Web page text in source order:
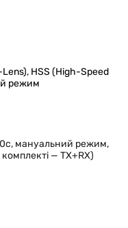
, HSS (High-Speed
режим
мануальний режим,
— TX+RX)